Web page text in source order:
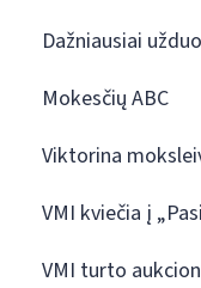
Dažniausiai
Mokesčių ABC
Viktorina
VMI kviečia į
VMI turto